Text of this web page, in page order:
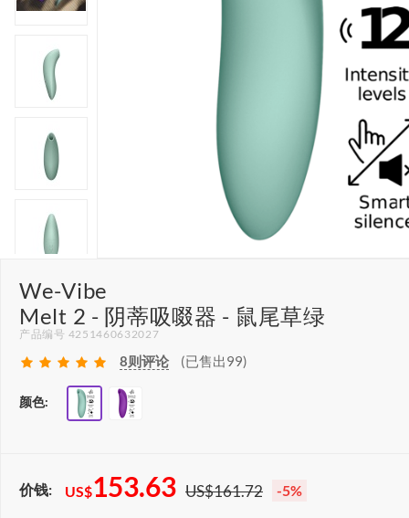
We-Vibe
Melt 2 - 阴蒂吸啜器 - 鼠尾草绿
产品编号 4251460632027
8则评论 (已售出99)
颜色:
价钱: US$153.63 US$161.72 -5%